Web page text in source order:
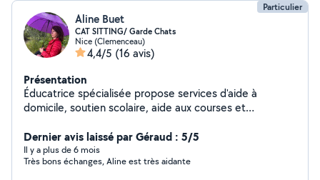
Particulier
Aline Buet
CAT SITTING/ Garde Chats
Nice (Clemenceau)
4,4/5 (16 avis)
Présentation
Éducatrice spécialisée propose services d'aide à
domicile, soutien scolaire, aide aux courses et
SITTING.Patiente et à l'écoute, j'aime le contact et les
relations humaines et avec nos amis chats(présence
d'une heure minimum pour câlins, jeux, nourriture et
Dernier avis laissé par Géraud : 5/5
Il y a plus de 6 mois
Très bons échanges, Aline est très aidante